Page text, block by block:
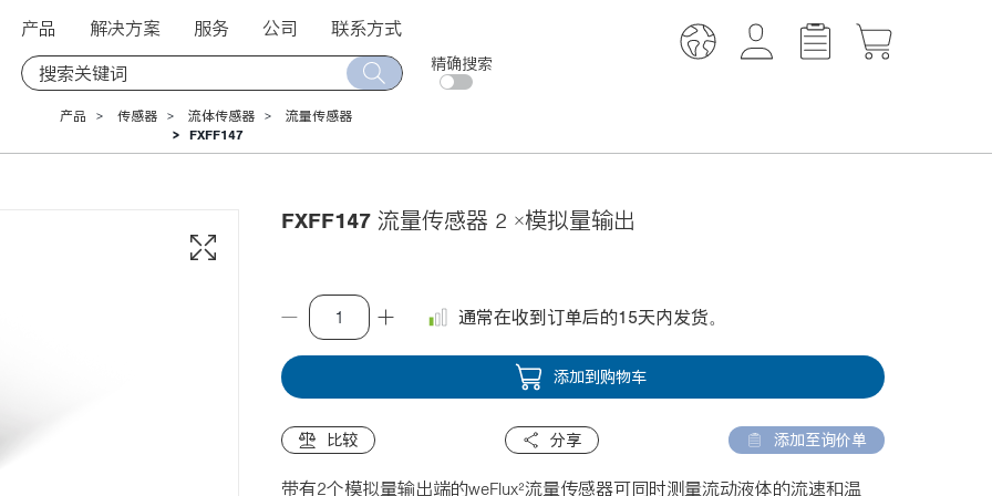
产品 解决方案 服务 公司 联系方式
精确搜索
产品 传感器 流体传感器
流量传感器
FXFF147
FXFF147 流量传感器 2 ×模拟量输出
通常在收到订单后的15天内发货。
添加到购物车
比较 分享 添加至询价单
带有2个模拟量输出端的weFlux²流量传感器可同时测量流动液体的流速和温